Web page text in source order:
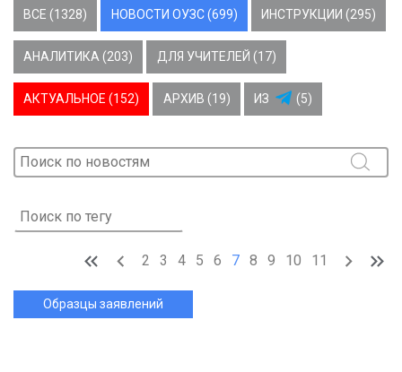
ВСЕ (1328) НОВОСТИ ОУЗС (699) ИНСТРУКЦИИ (295)
АНАЛИТИКА (203) ДЛЯ УЧИТЕЛЕЙ (17)
АКТУАЛЬНОЕ (152) АРХИВ (19) ИЗ (5)
2 3 4 5 6 7 8 9 10 11
Образцы заявлений